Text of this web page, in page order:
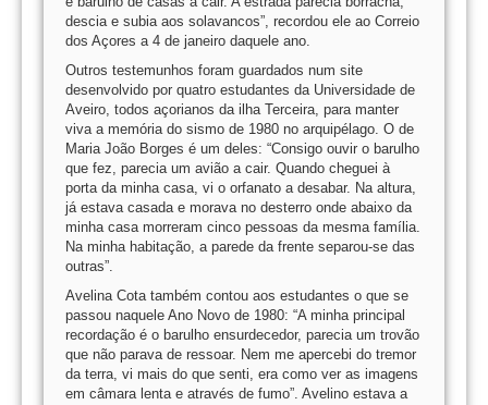
descia e subia aos solavancos”, recordou ele ao Correio
dos Açores a 4 de janeiro daquele ano.
Outros testemunhos foram guardados num site
desenvolvido por quatro estudantes da Universidade de
Aveiro, todos açorianos da ilha Terceira, para manter
viva a memória do sismo de 1980 no arquipélago. O de
Maria João Borges é um deles: “Consigo ouvir o barulho
que fez, parecia um avião a cair. Quando cheguei à
porta da minha casa, vi o orfanato a desabar. Na altura,
já estava casada e morava no desterro onde abaixo da
minha casa morreram cinco pessoas da mesma família.
Na minha habitação, a parede da frente separou-se das
outras”.
Avelina Cota também contou aos estudantes o que se
passou naquele Ano Novo de 1980: “A minha principal
recordação é o barulho ensurdecedor, parecia um trovão
que não parava de ressoar. Nem me apercebi do tremor
da terra, vi mais do que senti, era como ver as imagens
em câmara lenta e através de fumo”. Avelino estava a